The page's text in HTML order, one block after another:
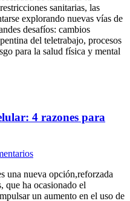
sanitarias, las
explorando nuevas vías de
desafíos: cambios
del teletrabajo, procesos
para la salud física y mental
4 razones para
una nueva opción,reforzada
que ha ocasionado el
un aumento en el uso de